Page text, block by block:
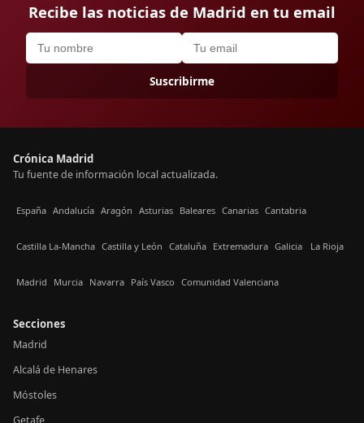
Recibe las noticias de Madrid en tu email
Suscribirme
Crónica Madrid
Tu fuente de información local actualizada.
España Andalucía Aragón Asturias Baleares Canarias Cantabria
Castilla La-Mancha Castilla y León Cataluña Extremadura Galicia La Rioja
Madrid Murcia Navarra País Vasco Comunidad Valenciana
Secciones
Madrid
Alcalá de Henares
Móstoles